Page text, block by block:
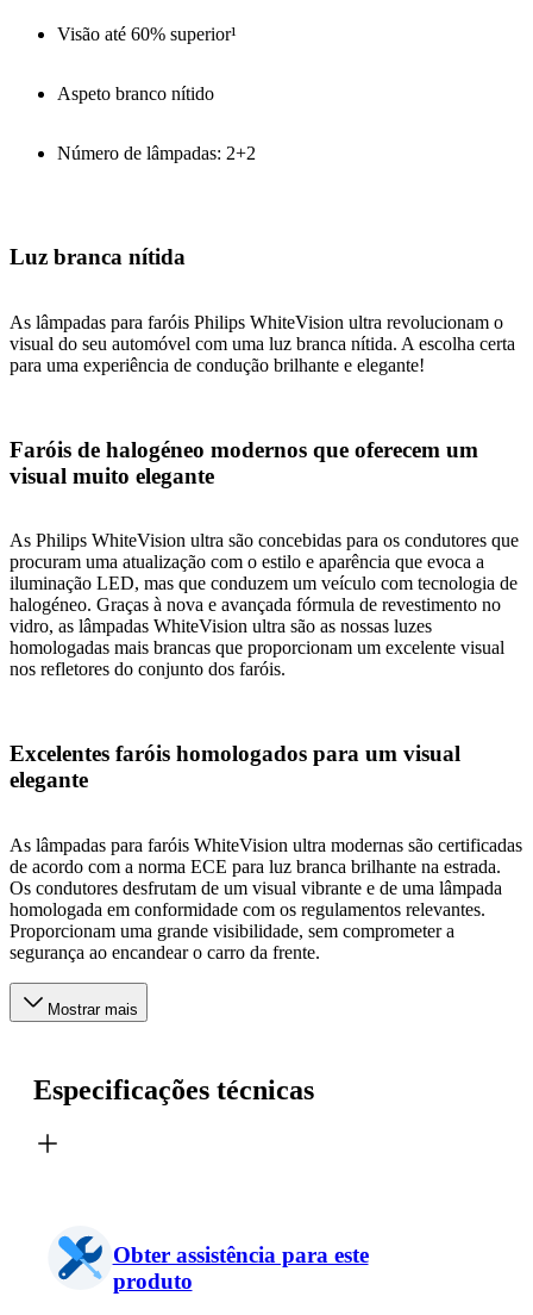
Visão até 60% superior¹
Aspeto branco nítido
Número de lâmpadas: 2+2
Luz branca nítida
As lâmpadas para faróis Philips WhiteVision ultra revolucionam o
visual do seu automóvel com uma luz branca nítida. A escolha certa
para uma experiência de condução brilhante e elegante!
Faróis de halogéneo modernos que oferecem um
visual muito elegante
As Philips WhiteVision ultra são concebidas para os condutores que
procuram uma atualização com o estilo e aparência que evoca a
iluminação LED, mas que conduzem um veículo com tecnologia de
halogéneo. Graças à nova e avançada fórmula de revestimento no
vidro, as lâmpadas WhiteVision ultra são as nossas luzes
homologadas mais brancas que proporcionam um excelente visual
nos refletores do conjunto dos faróis.
Excelentes faróis homologados para um visual
elegante
As lâmpadas para faróis WhiteVision ultra modernas são certificadas
de acordo com a norma ECE para luz branca brilhante na estrada.
Os condutores desfrutam de um visual vibrante e de uma lâmpada
homologada em conformidade com os regulamentos relevantes.
Proporcionam uma grande visibilidade, sem comprometer a
segurança ao encandear o carro da frente.
Mostrar mais
Especificações técnicas
Obter assistência para este
produto